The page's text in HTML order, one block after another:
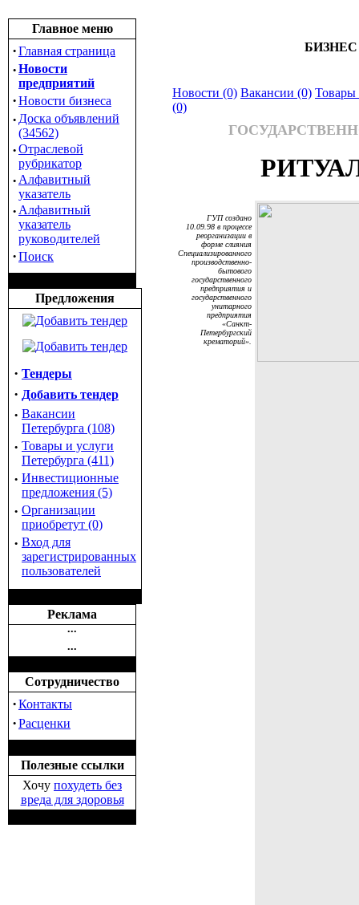
Главное меню
·Главная страница
·Новости
предприятий
·Новости бизнеса
· Доска объявлений
(34562)
·Отраслевой
рубрикатор
· Алфавитный
указатель
· Алфавитный
указатель
руководителей
·Поиск
Предложения
· Тендеры
· Добавить тендер
· Вакансии
Петербурга (108)
· Товары и услуги
Петербурга (411)
· Инвестиционные
предложения (5)
· Организации
приобретут (0)
· Вход для
зарегистрированных
пользователей
Реклама
•••
•••
Сотрудничество
·Контакты
·Расценки
Полезные ссылки
Хочу похудеть без
вреда для здоровья
Новости (0) Вакансии (0) Товары
(0)
ГУП создано
10.09.98 в процессе
реорганизации в
форме слияния
Специализированного
производственно-
бытового
государственного
предприятия и
государственного
унитарного
предприятия
«Санкт-
Петербургский
крематорий».